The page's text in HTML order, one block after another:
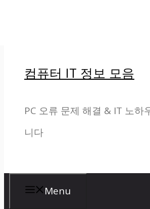
컴퓨터 IT 정보 모음
PC 오류 문제 해결 & IT 노하
니다
Menu